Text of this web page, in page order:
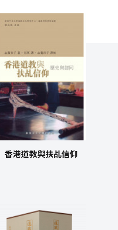
香港道教與扶乩信仰